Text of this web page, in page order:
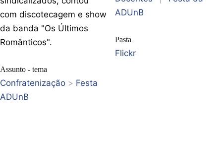
com discotecagem e show
da banda "Os Últimos
Românticos".
Assunto - tema
Confratenização > Festa
ADUnB
ADUnB
Pasta
Flickr